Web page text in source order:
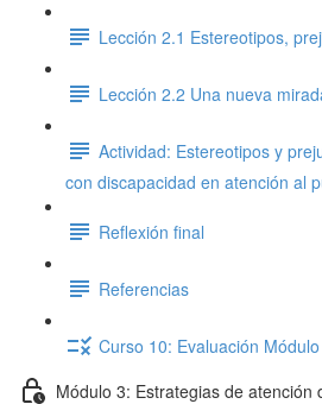
Lección 2.1 Estereotipos,
Lección 2.2 Una nueva
Actividad: Estereotipos y
con discapacidad en atención al
Reflexión final
Referencias
Curso 10: Evaluación
Módulo 3: Estrategias de atención